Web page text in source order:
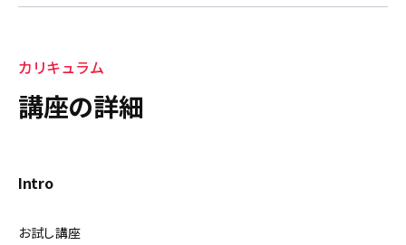
カリキュラム
講座の詳細
Intro
お試し講座